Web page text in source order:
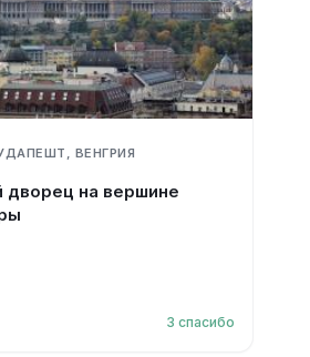
ВЕНГРИЯ
дворец на вершине
3 спасибо